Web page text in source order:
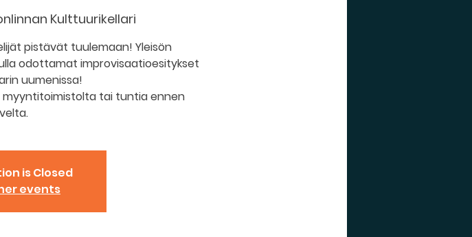
Kulttuurikellari
pistävät tuulemaan! Yleisön
odottamat improvisaatioesitykset
uumenissa!
tai tuntia ennen
is Closed
events